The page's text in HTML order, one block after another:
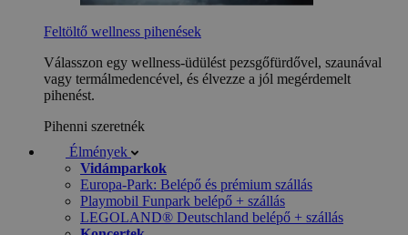
Feltöltő wellness pihenések
Válasszon egy wellness-üdülést pezsgőfürdővel, szaunával
vagy termálmedencével, és élvezze a jól megérdemelt
pihenést.
Pihenni szeretnék
Élmények
Vidámparkok
Europa-Park: Belépő és prémium szállás
Playmobil Funpark belépő + szállás
LEGOLAND® Deutschland belépő + szállás